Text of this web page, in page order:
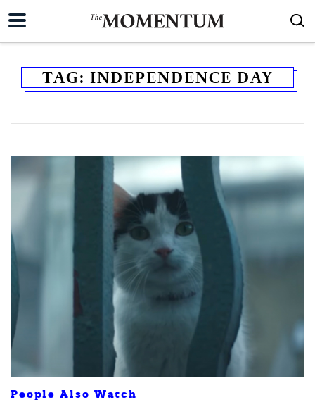
TAG: INDEPENDENCE DAY
People Also Watch
EMAIL